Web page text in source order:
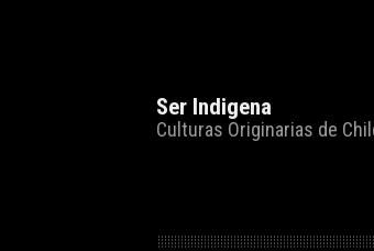
Ser Indigena
Culturas Originarias de